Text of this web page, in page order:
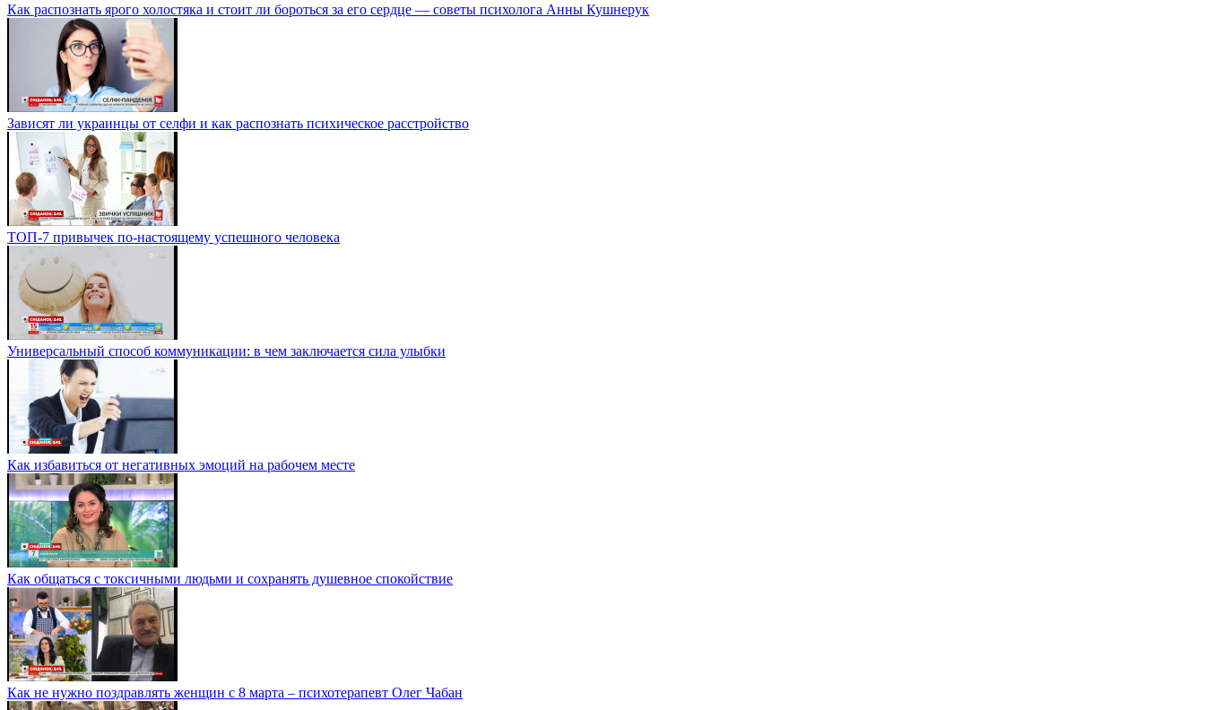
Как распознать ярого холостяка и стоит ли бороться за его сердце — советы психолога Анны Кушнерук
Зависят ли украинцы от селфи и как распознать психическое расстройство
ТОП-7 привычек по-настоящему успешного человека
Универсальный способ коммуникации: в чем заключается сила улыбки
Как избавиться от негативных эмоций на рабочем месте
Как общаться с токсичными людьми и сохранять душевное спокойствие
Как не нужно поздравлять женщин с 8 марта – психотерапевт Олег Чабан